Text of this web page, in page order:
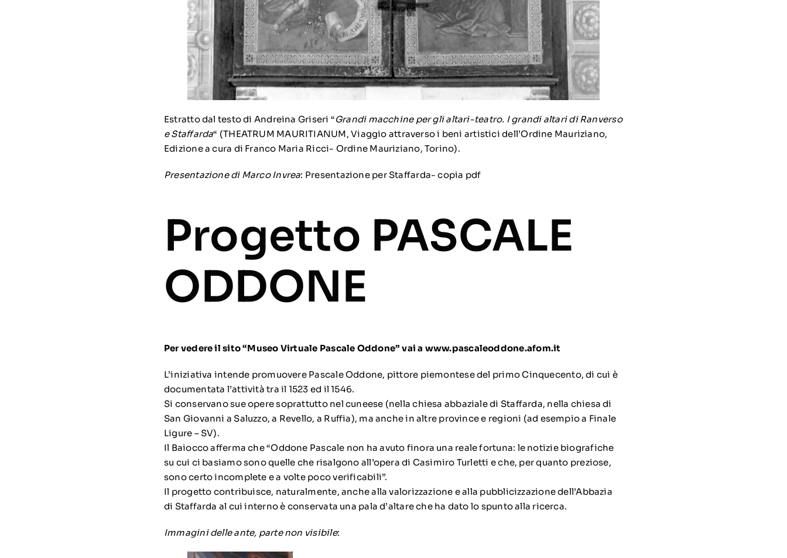
Estratto dal testo di Andreina Griseri “Grandi macchine per gli altari-teatro. I grandi altari di Ranverso
e Staffarda“ (THEATRUM MAURITIANUM, Viaggio attraverso i beni artistici dell’Ordine Mauriziano,
Edizione a cura di Franco Maria Ricci- Ordine Mauriziano, Torino).
Presentazione di Marco Invrea: Presentazione per Staffarda- copia pdf
Progetto PASCALE
ODDONE
Per vedere il sito “Museo Virtuale Pascale Oddone” vai a www.pascaleoddone.afom.it
L’iniziativa intende promuovere Pascale Oddone, pittore piemontese del primo Cinquecento, di cui è
documentata l’attività tra il 1523 ed il 1546.
Si conservano sue opere soprattutto nel cuneese (nella chiesa abbaziale di Staffarda, nella chiesa di
San Giovanni a Saluzzo, a Revello, a Ruffia), ma anche in altre province e regioni (ad esempio a Finale
Ligure – SV).
Il Baiocco afferma che “Oddone Pascale non ha avuto finora una reale fortuna: le notizie biografiche
su cui ci basiamo sono quelle che risalgono all’opera di Casimiro Turletti e che, per quanto preziose,
sono certo incomplete e a volte poco verificabili”.
Il progetto contribuisce, naturalmente, anche alla valorizzazione e alla pubblicizzazione dell’Abbazia
di Staffarda al cui interno è conservata una pala d’altare che ha dato lo spunto alla ricerca.
Immagini delle ante, parte non visibile: